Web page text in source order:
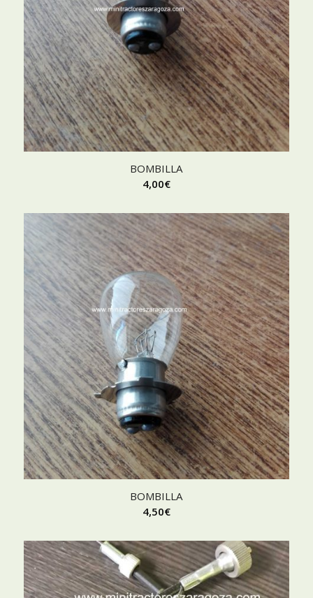
BOMBILLA
4,00€
BOMBILLA
4,50€